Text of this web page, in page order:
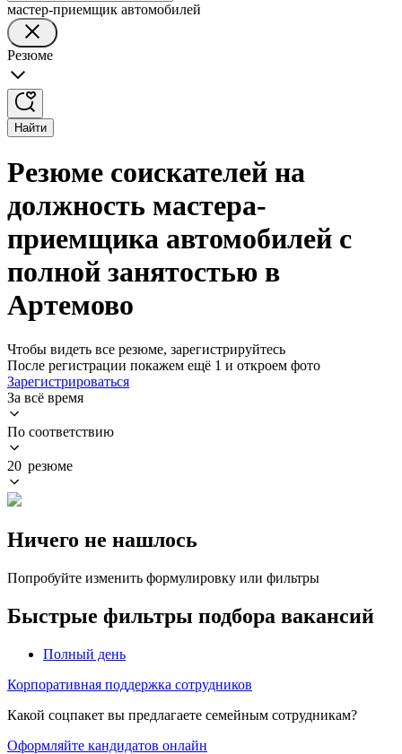
мастер-приемщик автомобилей
Резюме
Найти
Резюме соискателей на
должность мастера-
приемщика автомобилей с
полной занятостью в
Артемово
Чтобы видеть все резюме, зарегистрируйтесь
После регистрации покажем ещё 1 и откроем фото
Зарегистрироваться
За всё время
По соответствию
20 резюме
Ничего не нашлось
Попробуйте изменить формулировку или фильтры
Быстрые фильтры подбора вакансий
Полный день
Корпоративная поддержка сотрудников
Какой соцпакет вы предлагаете семейным сотрудникам?
Оформляйте кандидатов онлайн